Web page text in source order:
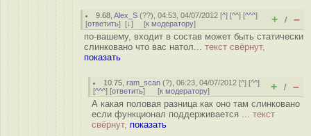
9.68 ,Alex_S (??), 04:53, 04/07/2012 [^] [^^] [^^^]
[ответить] [↓] [к модератору] + / –
по-вашему, входит в состав может быть статически
слинковано что вас натол... текст свёрнут,
показать
10.75 ,ram_scan (?), 06:23, 04/07/2012 [^] [^^]
[^^^] [ответить] [к модератору] + / –
А какая половая разница как оно там слинковано
если функционал поддерживается ... текст
свёрнут, показать